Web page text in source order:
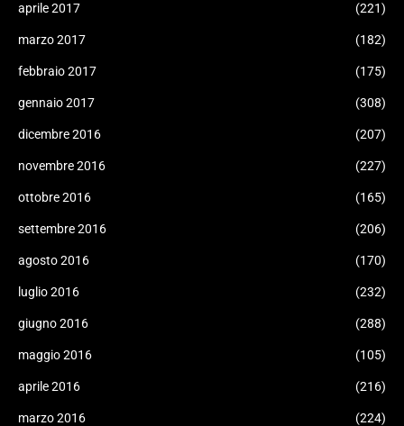
aprile 2017 (221)
marzo 2017 (182)
febbraio 2017 (175)
gennaio 2017 (308)
dicembre 2016 (207)
novembre 2016 (227)
ottobre 2016 (165)
settembre 2016 (206)
agosto 2016 (170)
luglio 2016 (232)
giugno 2016 (288)
maggio 2016 (105)
aprile 2016 (216)
marzo 2016 (224)